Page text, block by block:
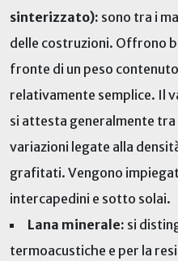
sinterizzato): sono tra i
delle costruzioni. Offrono
fronte di un peso
relativamente semplice. Il
si attesta generalmente
variazioni legate alla
grafitati. Vengono
intercapedini e sotto solai.
Lana minerale: si
termoacustiche e per la